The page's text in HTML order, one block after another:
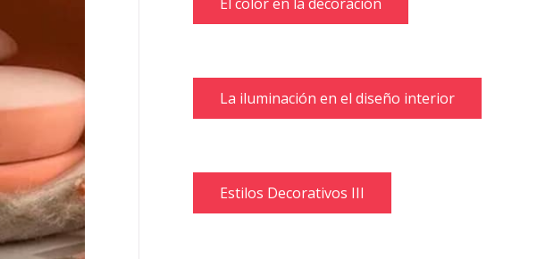
El color en la decoración
La iluminación en el diseño interior
Estilos Decorativos III